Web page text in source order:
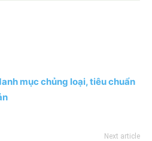
mục chủng loại, tiêu chuẩn
Next article